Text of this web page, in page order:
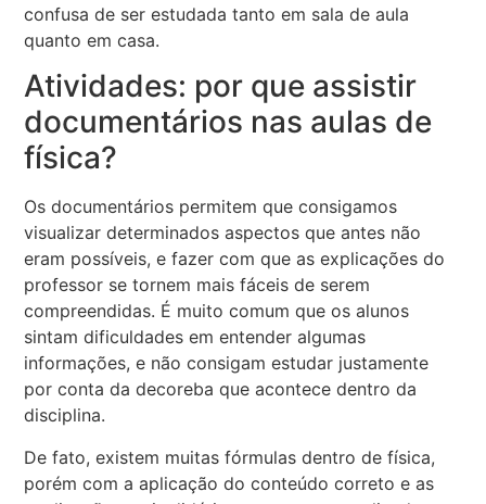
confusa de ser estudada tanto em sala de aula
quanto em casa.
Atividades: por que assistir
documentários nas aulas de
física?
Os documentários permitem que consigamos
visualizar determinados aspectos que antes não
eram possíveis, e fazer com que as explicações do
professor se tornem mais fáceis de serem
compreendidas. É muito comum que os alunos
sintam dificuldades em entender algumas
informações, e não consigam estudar justamente
por conta da decoreba que acontece dentro da
disciplina.
De fato, existem muitas fórmulas dentro de física,
porém com a aplicação do conteúdo correto e as